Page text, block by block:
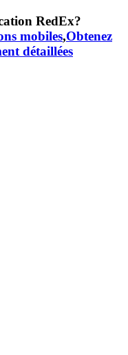
RedEx?
mobiles,Obtenez
détaillées